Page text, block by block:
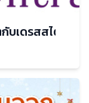
บเดรสสไตล์โบ